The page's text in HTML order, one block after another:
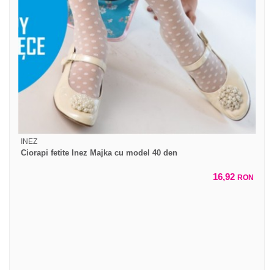
INEZ
Ciorapi fetite Inez Majka cu model 40 den
16,92 RON